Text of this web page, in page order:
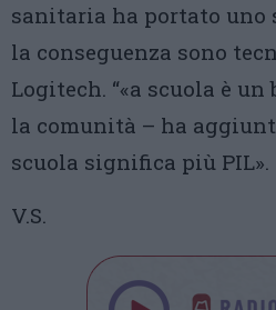
sanitaria ha portato
la conseguenza sono
Logitech. “«a scuola è
la comunità – ha
scuola significa più PIL».
V.S.